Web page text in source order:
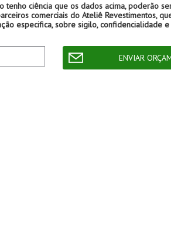
tenho ciência que os dados acima, poderão
comerciais do Ateliê Revestimentos,
especifica, sobre sigilo, confidencialidade e